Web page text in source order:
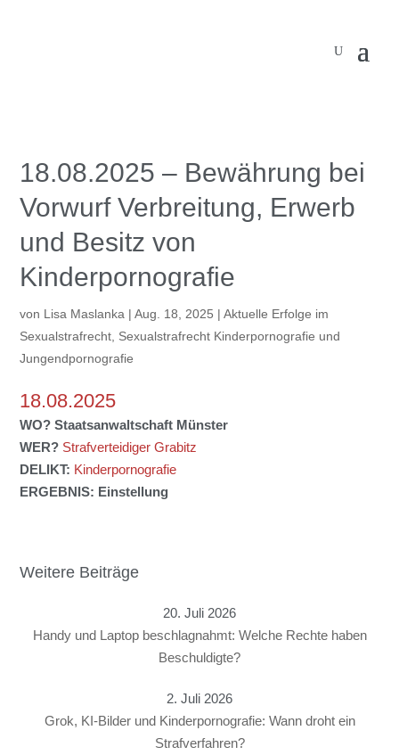
18.08.2025 – Bewährung bei
Vorwurf Verbreitung, Erwerb
und Besitz von
Kinderpornografie
von Lisa Maslanka |Aug. 18, 2025 |Aktuelle Erfolge im
Sexualstrafrecht Sexualstrafrecht Kinderpornografie und
Jungendpornografie
18.08.2025
WO?Staatsanwaltschaft Münster
WER? Strafverteidiger Grabitz
DELIKT: Kinderpornografie
ERGEBNIS: Einstellung
Weitere Beiträge
20. Juli 2026
Handy und Laptop beschlagnahmt: Welche Rechte haben
Beschuldigte?
2. Juli 2026
Grok, KI-Bilder und Kinderpornografie: Wann droht ein
Strafverfahren?